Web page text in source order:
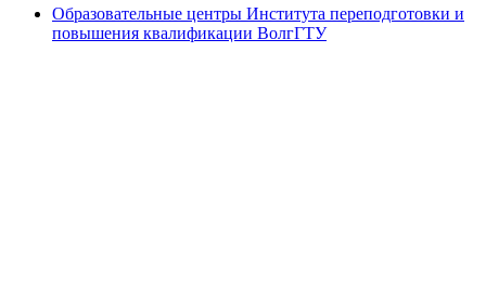
Образовательные центры Института переподготовки и
повышения квалификации ВолгГТУ